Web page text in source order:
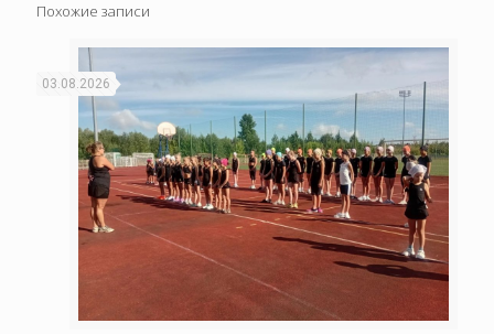
Похожие записи
03.08.2026